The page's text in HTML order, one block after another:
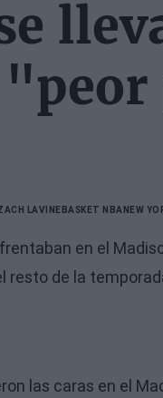
LAVINEBASKET NBANEW
en el
resto de la
las caras en el